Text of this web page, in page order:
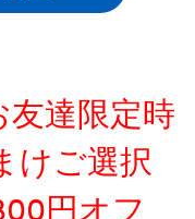
友達限定時
けご選択
円オフ